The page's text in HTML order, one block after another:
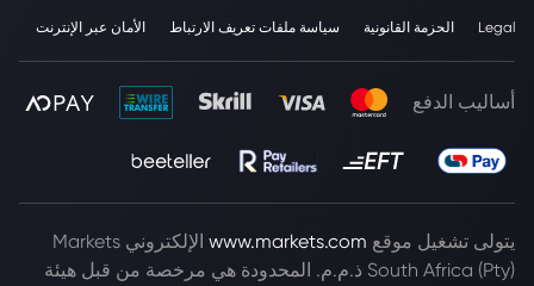
Legal الحزمة القانونية سياسة ملفات تعريف الارتباط الأمان عبر الإنترنت
أساليب الدفع
يتولى تشغيل موقع www.markets.com
الإلكتروني Markets
South Africa (Pty) ذ.م.م. المحدودة هي مرخصة من قبل هيئة